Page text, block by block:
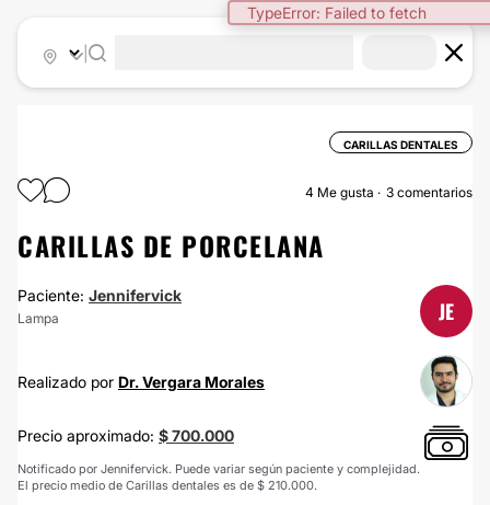
TypeError: Failed to fetch
CARILLAS DENTALES
4 Me gusta 3 comentarios
CARILLAS DE PORCELANA
Paciente: Jennifervick
Lampa JE
Realizado por Dr. Vergara Morales
Precio aproximado: $ 700.000
Notificado por Jennifervick. Puede variar según paciente y complejidad.
El precio medio de Carillas dentales es de $ 210.000.